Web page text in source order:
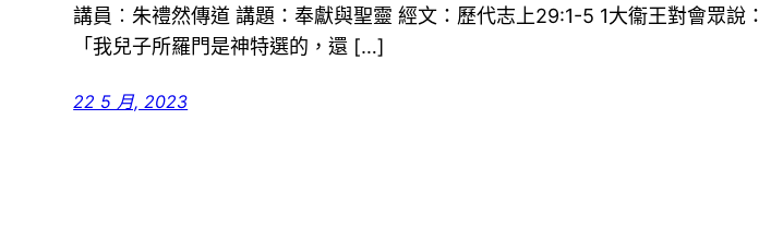
講員︰朱禮然傳道 講題：奉獻與聖靈 經文：歷代志上29:1-5 1大衞王對會眾說：
「我兒子所羅門是神特選的，還 […]
22 5 月, 2023